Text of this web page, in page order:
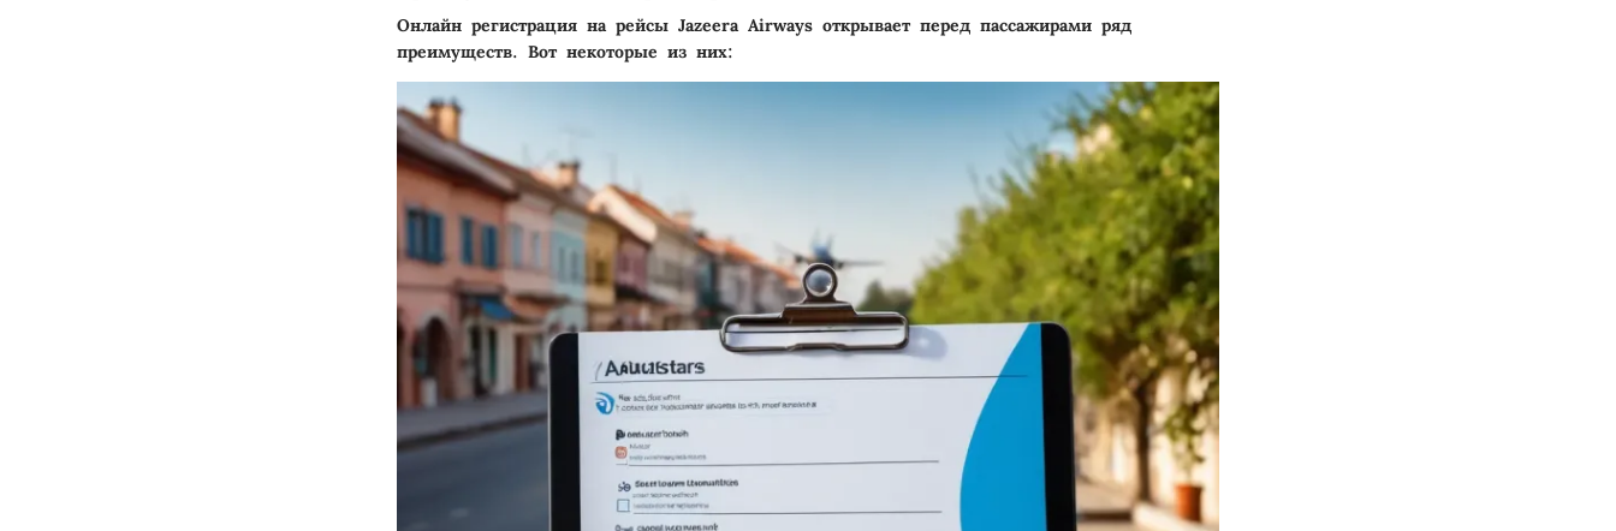
Онлайн регистрация на рейсы Jazeera Airways открывает перед пассажирами ряд
преимуществ. Вот некоторые из них: